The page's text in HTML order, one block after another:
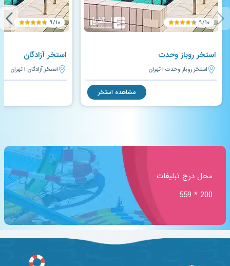
۹/۱۰
استخر روباز وحدت
استخر روباز وحدت | تهران
مشاهده استخر
۹/۱۰
استخر آزادگان
استخر آزادگان | تهران
محل درج تبلیغات
200 * 559